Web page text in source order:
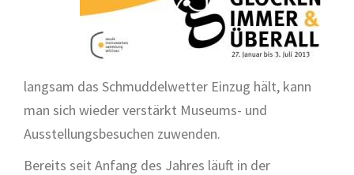
langsam das Schmuddelwetter Einzug hält, kann
man sich wieder verstärkt Museums- und
Ausstellungsbesuchen zuwenden.
Bereits seit Anfang des Jahres läuft in der